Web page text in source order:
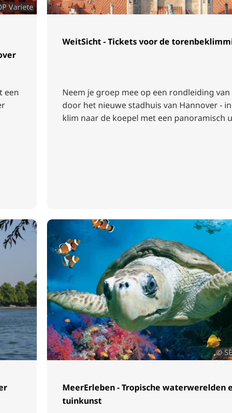
Variete
een
WeitSicht - Tickets voor de
Neem je groep mee op een rondleiding
door het nieuwe stadhuis van Hannover -
klim naar de koepel met een panoramisch
©
MeerErleben - Tropische waterwerelden
tuinkunst